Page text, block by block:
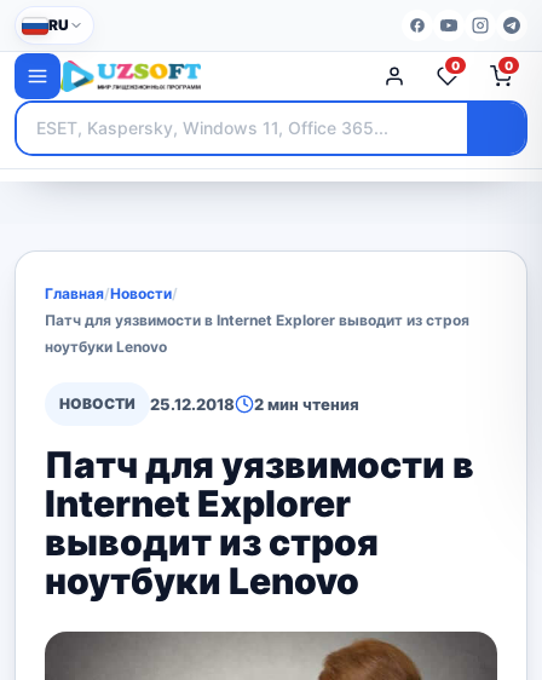
RU
0 0
Главная/Новости/
Патч для уязвимости в Internet Explorer выводит из строя
ноутбуки Lenovo
НОВОСТИ 25.12.2018 2 мин чтения
Патч для уязвимости в
Internet Explorer
выводит из строя
ноутбуки Lenovo